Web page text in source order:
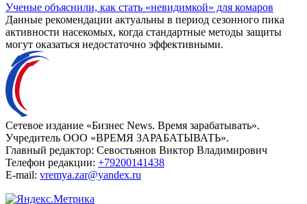
Ученые объяснили, как стать «невидимкой» для комаров
Данные рекомендации актуальны в период сезонного пика
активности насекомых, когда стандартные методы защиты
могут оказаться недостаточно эффективными.
Сетевое издание «Бизнес News. Время зарабатывать».
Учредитель ООО «ВРЕМЯ ЗАРАБАТЫВАТЬ».
Главный редактор: Севостьянов Виктор Владимирович
Телефон редакции: +79200141438
E-mail: vremya.zar@yandex.ru